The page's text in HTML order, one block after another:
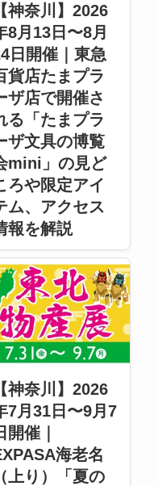
【神奈川】2026
8月13日〜8月
日開催｜東急
貨店たまプラ
ザ店で開催さ
る「たまプラ
ザ文具の博覧
mini」の見ど
ろや限定アイ
ム、アクセス
報を解説
【神奈川】2026
7月31日〜9月7
開催｜
海老名
（上り）「夏の